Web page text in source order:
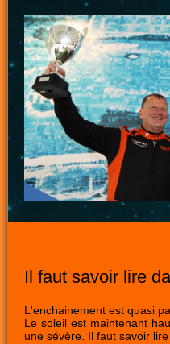
Il faut savoir lire
L'enchainement est quasi
Le soleil est maintenant
une sévère. Il faut savoir